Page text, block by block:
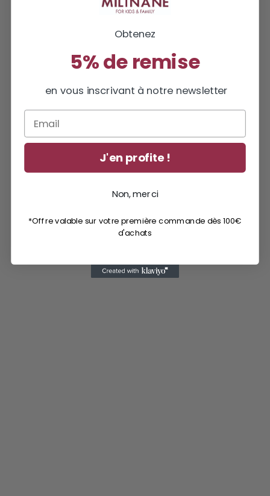
Obtenez
5% de remise
en vous inscrivant à notre newsletter
J'en profite !
Non, merci
*Offre valable sur votre première commande dès 100€
d'achats